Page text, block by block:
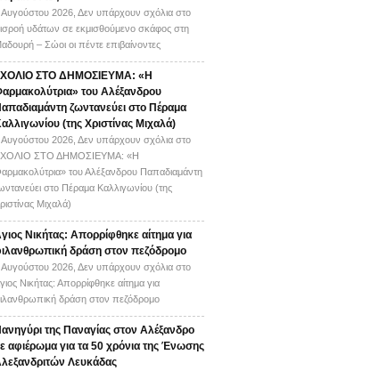
2026, Δεν υπάρχουν σχόλια στο
υδάτων σε εκμισθούμενο σκάφος στη
– Σώοι οι πέντε επιβαίνοντες
ΣΤΟ ΔΗΜΟΣΙΕΥΜΑ: «Η
του Αλέξανδρου
ζωντανεύει στο Πέραμα
(της Χριστίνας Μιχαλά)
2026, Δεν υπάρχουν σχόλια στο
ΣΤΟ ΔΗΜΟΣΙΕΥΜΑ: «Η
του Αλέξανδρου Παπαδιαμάντη
στο Πέραμα Καλλιγωνίου (της
Μιχαλά)
Νικήτας: Απορρίφθηκε αίτημα για
δράση στον πεζόδρομο
2026, Δεν υπάρχουν σχόλια στο
Νικήτας: Απορρίφθηκε αίτημα για
δράση στον πεζόδρομο
της Παναγίας στον Αλέξανδρο
αφιέρωμα για τα 50 χρόνια της Ένωσης
Λευκάδας